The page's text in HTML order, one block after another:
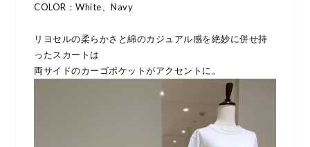
COLOR：White、Navy
リヨセルの柔らかさと綿のカジュアル感を絶妙に併せ持
ったスカートは
両サイドのカーゴポケットがアクセントに。